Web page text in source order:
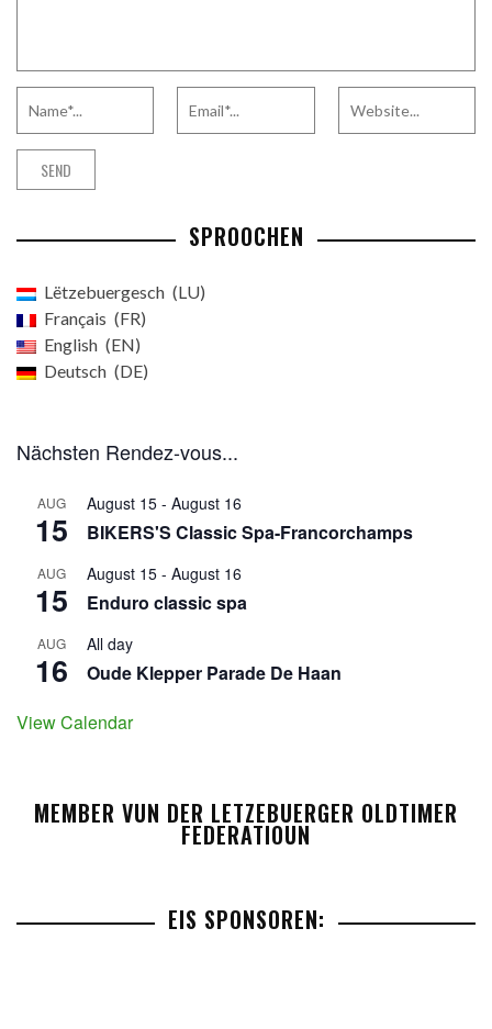
SPROOCHEN
Lëtzebuergesch
LU
Français
FR
English
EN
Deutsch
DE
Nächsten Rendez-vous...
AUG
15
August 15 - August 16
BIKERS'S Classic Spa-Francorchamps
AUG
15
August 15 - August 16
Enduro classic spa
AUG
16
All day
Oude Klepper Parade De Haan
View Calendar
MEMBER VUN DER LETZEBUERGER OLDTIMER
FEDERATIOUN
EIS SPONSOREN: